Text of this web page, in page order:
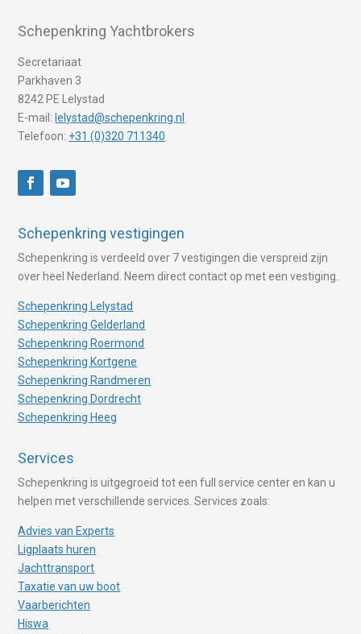
Schepenkring Yachtbrokers
Secretariaat
Parkhaven 3
8242 PE Lelystad
E-mail: lelystad@schepenkring.nl
Telefoon: +31 (0)320 711340
Schepenkring vestigingen
Schepenkring is verdeeld over 7 vestigingen die verspreid zijn
over heel Nederland. Neem direct contact op met een vestiging.
Schepenkring Lelystad
Schepenkring Gelderland
Schepenkring Roermond
Schepenkring Kortgene
Schepenkring Randmeren
Schepenkring Dordrecht
Schepenkring Heeg
Services
Schepenkring is uitgegroeid tot een full service center en kan u
helpen met verschillende services. Services zoals:
Advies van Experts
Ligplaats huren
Jachttransport
Taxatie van uw boot
Vaarberichten
Hiswa